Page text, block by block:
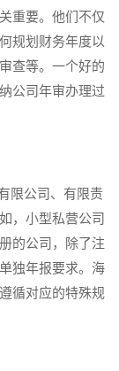
重要。他们不仅
规划财务年度以
查等。一个好的
公司年审办理过
限公司、有限责
，小型私营公司
的公司，除了注
独年报要求。海
循对应的特殊规